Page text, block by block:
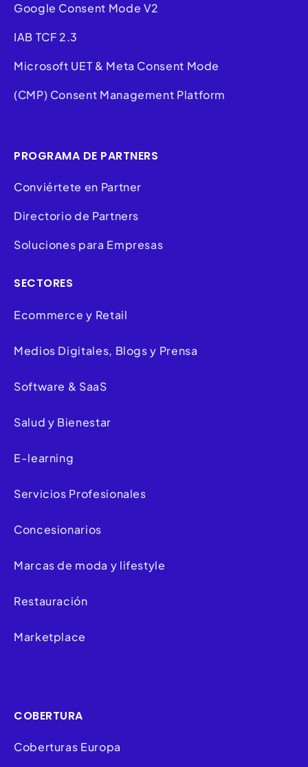
Google Consent Mode V2
IAB TCF 2.3
Microsoft UET & Meta Consent Mode
(CMP) Consent Management Platform
PROGRAMA DE PARTNERS
Conviértete en Partner
Directorio de Partners
Soluciones para Empresas
SECTORES
Ecommerce y Retail
Medios Digitales, Blogs y Prensa
Software & SaaS
Salud y Bienestar
E-learning
Servicios Profesionales
Concesionarios
Marcas de moda y lifestyle
Restauración
Marketplace
COBERTURA
Coberturas Europa